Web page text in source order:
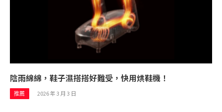
陰雨綿綿，鞋子濕搭搭好難受，快用烘鞋機！
推薦 2026 年 3 月 3 日